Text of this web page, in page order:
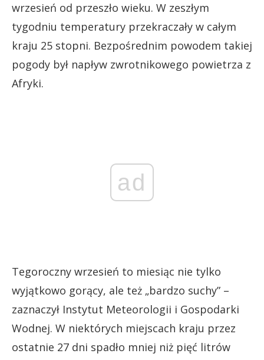
wrzesień od przeszło wieku. W zeszłym
tygodniu temperatury przekraczały w całym
kraju 25 stopni. Bezpośrednim powodem takiej
pogody był napływ zwrotnikowego powietrza z
Afryki.
ad
Tegoroczny wrzesień to miesiąc nie tylko
wyjątkowo gorący, ale też „bardzo suchy” –
zaznaczył Instytut Meteorologii i Gospodarki
Wodnej. W niektórych miejscach kraju przez
ostatnie 27 dni spadło mniej niż pięć litrów